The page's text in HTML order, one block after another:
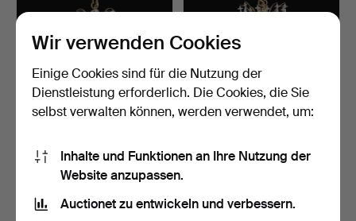
KRONLEUCHTER, erste
Hälfte des 20. Jahrhun…
14 Gebote
KRONLEUCHTER, erste
Wir verwenden Cookies
Einige Cookies sind für die Nutzung der
Dienstleistung erforderlich. Die Cookies, die Sie
selbst verwalten können, werden verwendet, um:
Inhalte und Funktionen an Ihre Nutzung der
Website anzupassen.
Auctionet zu entwickeln und verbessern.